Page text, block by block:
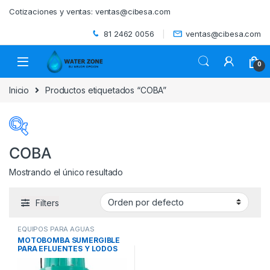
Cotizaciones y ventas: ventas@cibesa.com
81 2462 0056 ventas@cibesa.com
0
Inicio Productos etiquetados “COBA”
ACCESORIOS (0)
BEBEDEROS
BIODIGESTORES
COBA
Mostrando el único resultado
Filters
EQUIPOS PARA AGUAS
RESIDUALES,MOTOBOMBAS
SUMERGIBLES RESIDENCIALES
Y EFLUENTES ,SISTEMAS DE
MOTOBOMBA SUMERGIBLE
PARA EFLUENTES Y LODOS
SERIE COBA